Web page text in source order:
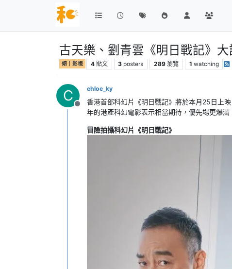
古天樂、劉青雲《明日戰記》
傾｜影視 4 貼文 3 posters 289 瀏覽 1 watching
C
離線
chloe_ky
香港首部科幻片《明日戰記》將於本月25日上
年的港產科幻電影表示相當期待，優先場更爆滿
冒險拍攝科幻片《明日戰記》